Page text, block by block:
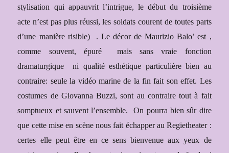
stylisation qui appauvrit l’intrigue, le début du troisième
acte n’est pas plus réussi, les soldats courent de toutes parts
d’une manière risible)
. Le décor de Maurizio Balo’ est ,
comme souvent, épuré mais sans vraie fonction
dramaturgique
ni qualité esthétique particulière bien au
contraire: seule la vidéo marine de la fin fait son effet. Les
costumes de Giovanna Buzzi, sont au contraire tout à fait
somptueux et sauvent l’ensemble.
On pourra bien sûr dire
que cette mise en scène nous fait échapper au Regietheater :
certes elle peut être en ce sens bienvenue aux yeux de